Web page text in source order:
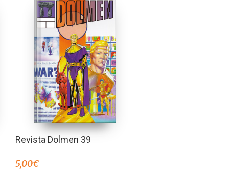
Revista Dolmen 39
5,00€